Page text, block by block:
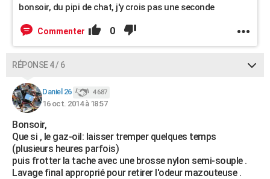
bonsoir, du pipi de chat, j'y crois pas une seconde
Commenter 0
RÉPONSE 4 / 6
Daniel 26 4 687
16 oct. 2014 à 18:57
Bonsoir,
Que si , le gaz-oil: laisser tremper quelques temps
(plusieurs heures parfois)
puis frotter la tache avec une brosse nylon semi-souple .
Lavage final approprié pour retirer l'odeur mazouteuse .